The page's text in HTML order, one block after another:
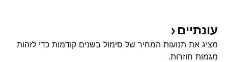
עונתיים
מציג את תנועות המחיר של סימול בשנים קודמות כדי לזהות
מגמות חוזרות.